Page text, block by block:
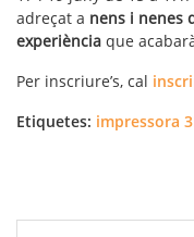
adreçat a nens i nenes
experiència que
Per inscriure’s, cal
Etiquetes: impressora